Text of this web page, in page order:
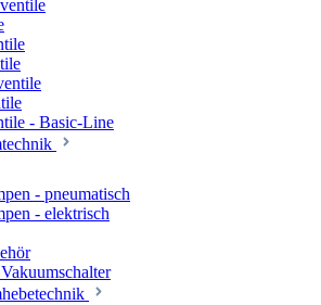
- Basic-Line
- pneumatisch
- elektrisch